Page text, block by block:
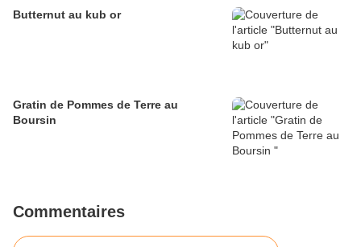
Butternut au kub or
Gratin de Pommes de Terre au
Boursin
Commentaires